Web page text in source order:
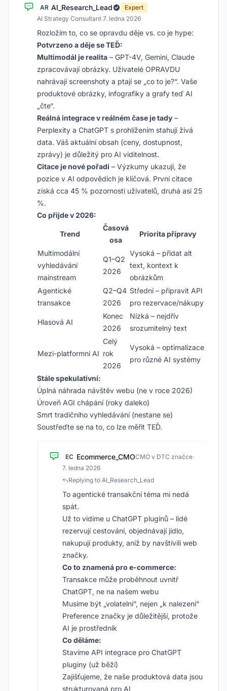
AR AI_Research_Lead
Expert
AI Strategy Consultant·7. ledna 2026
Rozložím to, co se opravdu děje vs. co je hype:
Potvrzeno a děje se TEĎ:
Multimodál je realita – GPT-4V, Gemini, Claude
zpracovávají obrázky. Uživatelé OPRAVDU
nahrávají screenshoty a ptají se „co to je?“. Vaše
produktové obrázky, infografiky a grafy teď AI
„čte“.
Reálná integrace v reálném čase je tady –
Perplexity a ChatGPT s prohlížením stahují živá
data. Váš aktuální obsah (ceny, dostupnost,
zprávy) je důležitý pro AI viditelnost.
Citace je nové pořadí – Výzkumy ukazují, že
pozice v AI odpovědích je klíčová. První citace
získá cca 45 % pozornosti uživatelů, druhá asi 25
%.
Co přijde v 2026:
Trend
Časová
osa
Priorita přípravy
Multimodální
vyhledávání
mainstream
Q1–Q2
2026
Vysoká – přidat alt
text, kontext k
obrázkům
Agentické
transakce
Q2–Q4
2026
Střední – připravit API
pro rezervace/nákupy
Hlasová AI
Konec
2026
Nízká – nejdřív
srozumitelný text
Mezi-platformní AI
Celý
rok
2026
Vysoká – optimalizace
pro různé AI systémy
Stále spekulativní:
Úplná náhrada návštěv webu (ne v roce 2026)
Úroveň AGI chápání (roky daleko)
Smrt tradičního vyhledávání (nestane se)
Soustřeďte se na to, co lze měřit TEĎ.
EC Ecommerce_CMOCMO v DTC značce·
7. ledna 2026
Replying to AI_Research_Lead
To agentické transakční téma mi nedá
spát.
Už to vidíme u ChatGPT pluginů – lidé
rezervují cestování, objednávají jídlo,
nakupují produkty, aniž by navštívili web
značky.
Co to znamená pro e-commerce:
Transakce může proběhnout uvnitř
ChatGPT, ne na našem webu
Musíme být „volatelní“, nejen „k nalezení“
Preference značky je důležitější, protože
AI je prostředník
Co děláme:
Stavíme API integrace pro ChatGPT
pluginy (už běží)
Zajišťujeme, že naše produktová data jsou
strukturovaná pro AI